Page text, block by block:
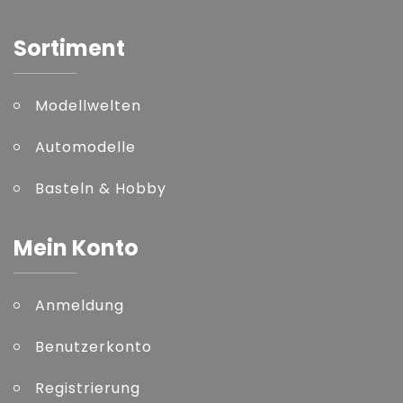
Sortiment
Modellwelten
Automodelle
Basteln & Hobby
Mein Konto
Anmeldung
Benutzerkonto
Registrierung